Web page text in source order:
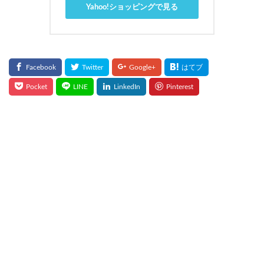
Yahoo!ショッピングで見る